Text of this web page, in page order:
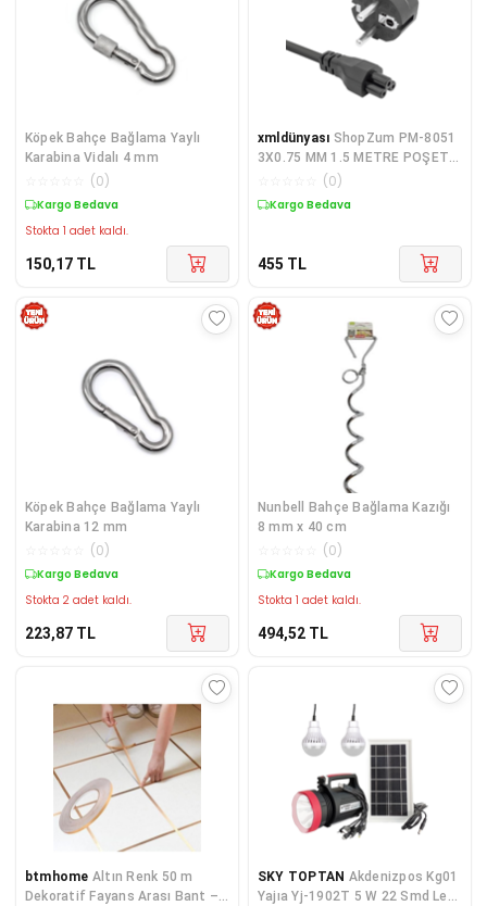
Köpek Bahçe Bağlama Yaylı
Karabina Vidalı 4 mm
(0)
Kargo Bedava
Stokta 1 adet kaldı.
150,17 TL
xmldünyası ShopZum PM-8051
3X0.75 MM 1.5 METRE POŞETLİ
NOTEBOOK POWER YONCA
(0)
Kargo Bedava
455 TL
Köpek Bahçe Bağlama Yaylı
Karabina 12 mm
(0)
Kargo Bedava
Stokta 2 adet kaldı.
223,87 TL
Nunbell Bahçe Bağlama Kazığı
8 mm x 40 cm
(0)
Kargo Bedava
Stokta 1 adet kaldı.
494,52 TL
btmhome Altın Renk 50 m
Dekoratif Fayans Arası Bant –
SKY TOPTAN Akdenizpos Kg01
Yajıa Yj-1902T 5 W 22 Smd Led